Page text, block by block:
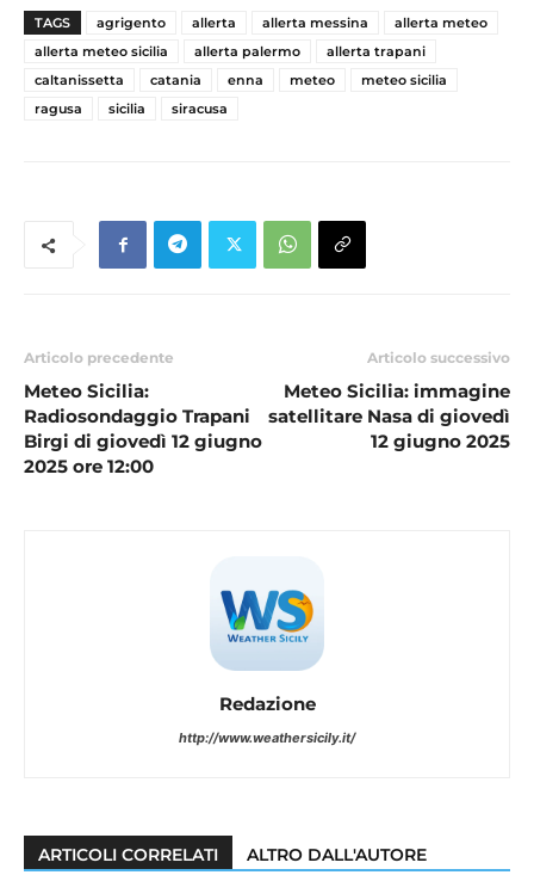
TAGS agrigento allerta allerta messina
allerta meteo
allerta meteo sicilia
allerta palermo
allerta trapani
caltanissetta
catania enna meteo
meteo sicilia
ragusa
sicilia siracusa
Articolo precedente
Meteo Sicilia:
Radiosondaggio Trapani
Birgi di giovedì 12 giugno
2025 ore 12:00
Articolo successivo
Meteo Sicilia: immagine
satellitare Nasa di giovedì
12 giugno 2025
Redazione
http://www.weathersicily.it/
ARTICOLI CORRELATI ALTRO DALL'AUTORE